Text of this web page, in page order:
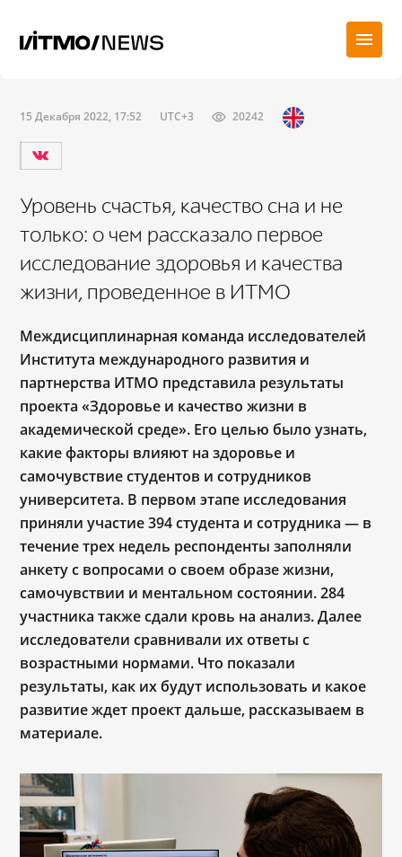
15 Декабря 2022, 17:52 UTC+3 20242
Уровень счастья, качество сна и не
только: о чем рассказало первое
исследование здоровья и качества
жизни, проведенное в ИТМО
Междисциплинарная команда исследователей
Института международного развития и
партнерства ИТМО представила результаты
проекта «Здоровье и качество жизни в
академической среде». Его целью было узнать,
какие факторы влияют на здоровье и
самочувствие студентов и сотрудников
университета. В первом этапе исследования
приняли участие 394 студента и сотрудника ― в
течение трех недель респонденты заполняли
анкету с вопросами о своем образе жизни,
самочувствии и ментальном состоянии. 284
участника также сдали кровь на анализ. Далее
исследователи сравнивали их ответы с
возрастными нормами. Что показали
результаты, как их будут использовать и какое
развитие ждет проект дальше, рассказываем в
материале.